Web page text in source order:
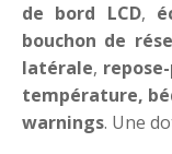
de bord LCD,
bouchon de
latérale,
température,
warnings. Une